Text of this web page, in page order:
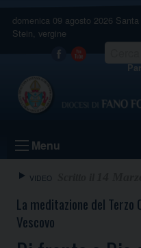
content
domenica 09 agosto 2026
Stein, vergine
Facebook
Youtube
Menu
VIDEO
La meditazione del
Vescovo